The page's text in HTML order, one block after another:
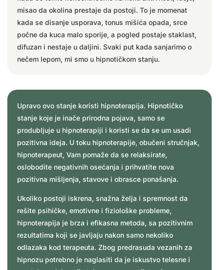
misao da okolina prestaje da postoji. To je momenat
kada se disanje usporava, tonus mišića opada, srce
počne da kuca malo sporije, a pogled postaje staklast,
difuzan i nestaje u daljini. Svaki put kada sanjarimo o
nečem lepom, mi smo u hipnotičkom stanju.
Upravo ovo stanje koristi hipnoterapija. Hipnotičko
stanje koje je inače prirodna pojava, samo se
produbljuje u hipnoterapiji i koristi se da se um usadi
pozitivna ideja. U toku hipnoterapije, obučeni stručnjak,
hipnoterapeut, Vam pomaže da se relaksirate,
oslobodite negativnih osećanja i prihvatite nova
pozitivna mišljenja, stavove i obrasce ponašanja.
Ukoliko postoji iskrena, snažna želja i spremnost da
rešite psihičke, emotivne i fiziološke probleme,
hipnoterapija je brza i efikasna metoda, sa pozitivnim
rezultatima koji se javljaju nakon samo nekoliko
odlazaka kod terapeuta. Zbog predrasuda vezanih za
hipnozu potrebno je naglasiti da je iskustvo telesne i